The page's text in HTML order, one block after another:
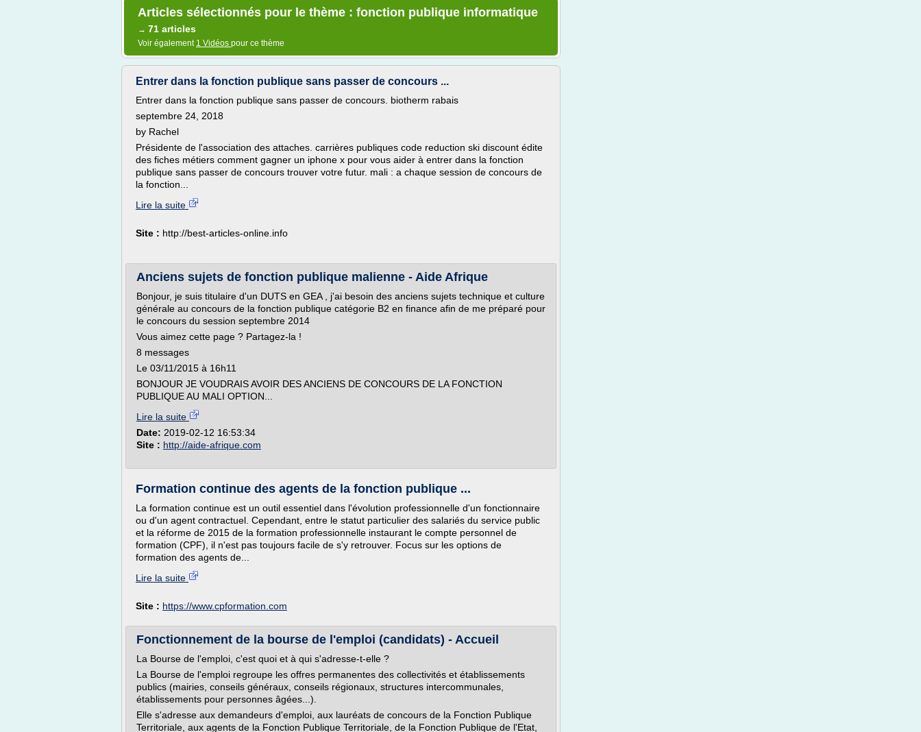
Articles sélectionnés pour le thème : fonction publique informatique
→ 71 articles
Voir également 1 Vidéos pour ce thème
Entrer dans la fonction publique sans passer de concours ...
Entrer dans la fonction publique sans passer de concours. biotherm rabais
septembre 24, 2018
by Rachel
Présidente de l'association des attaches. carrières publiques code reduction ski discount édite
des fiches métiers comment gagner un iphone x pour vous aider à entrer dans la fonction
publique sans passer de concours trouver votre futur. mali : a chaque session de concours de
la fonction...
Lire la suite
Site : http://best-articles-online.info
Anciens sujets de fonction publique malienne - Aide Afrique
Bonjour, je suis titulaire d'un DUTS en GEA , j'ai besoin des anciens sujets technique et culture
générale au concours de la fonction publique catégorie B2 en finance afin de me préparé pour
le concours du session septembre 2014
Vous aimez cette page ? Partagez-la !
8 messages
Le 03/11/2015 à 16h11
BONJOUR JE VOUDRAIS AVOIR DES ANCIENS DE CONCOURS DE LA FONCTION
PUBLIQUE AU MALI OPTION...
Lire la suite
Date: 2019-02-12 16:53:34
Site : http://aide-afrique.com
Formation continue des agents de la fonction publique ...
La formation continue est un outil essentiel dans l'évolution professionnelle d'un fonctionnaire
ou d'un agent contractuel. Cependant, entre le statut particulier des salariés du service public
et la réforme de 2015 de la formation professionnelle instaurant le compte personnel de
formation (CPF), il n'est pas toujours facile de s'y retrouver. Focus sur les options de
formation des agents de...
Lire la suite
Site : https://www.cpformation.com
Fonctionnement de la bourse de l'emploi (candidats) - Accueil
La Bourse de l'emploi, c'est quoi et à qui s'adresse-t-elle ?
La Bourse de l'emploi regroupe les offres permanentes des collectivités et établissements
publics (mairies, conseils généraux, conseils régionaux, structures intercommunales,
établissements pour personnes âgées...).
Elle s'adresse aux demandeurs d'emploi, aux lauréats de concours de la Fonction Publique
Territoriale, aux agents de la Fonction Publique Territoriale, de la Fonction Publique de l'Etat,